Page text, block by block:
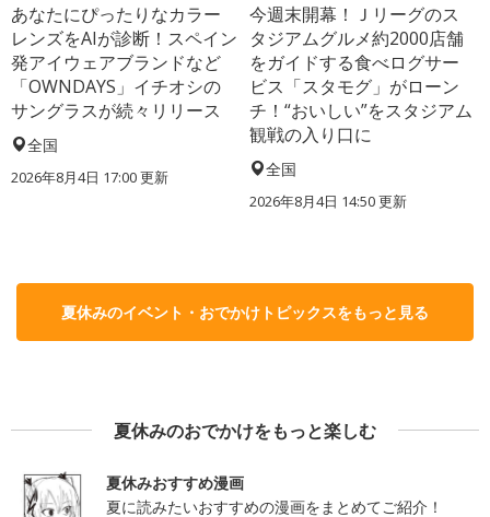
あなたにぴったりなカラー
レンズをAIが診断！スペイン
発アイウェアブランドなど
「OWNDAYS」イチオシの
サングラスが続々リリース
全国
2026年8月4日 17:00更新
今週末開幕！Ｊリーグのス
タジアムグルメ約2000店舗
をガイドする食べログサー
ビス「スタモグ」がローン
チ！“おいしい”をスタジアム
観戦の入り口に
全国
2026年8月4日 14:50更新
夏休みのイベント・おでかけトピックスをもっと見る
夏休みのおでかけをもっと楽しむ
夏休みおすすめ漫画
夏に読みたいおすすめの漫画をまとめてご紹介！